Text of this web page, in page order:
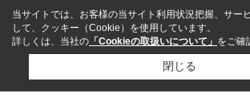
当サイトでは、お客様の当サイト利用状況把握、サー
して、クッキー（Cookie）を使用しています。
詳しくは、当社の 「Cookieの取扱いについて」 をご確
閉じる